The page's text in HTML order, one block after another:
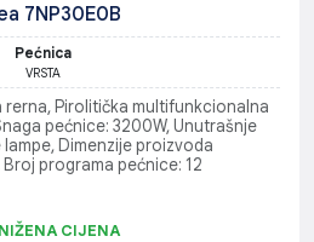
7NP30E0B
Pećnica
VRSTA
rerna, Pirolitička multifunkcionalna
pećnice: 3200W, Unutrašnje
Dimenzije proizvoda
programa pećnice: 12
CIJENA